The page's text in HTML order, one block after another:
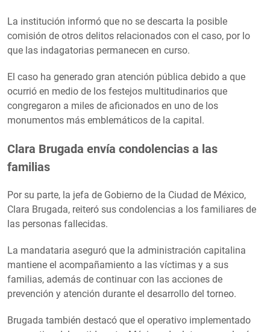
La institución informó que no se descarta la posible
comisión de otros delitos relacionados con el caso, por lo
que las indagatorias permanecen en curso.
El caso ha generado gran atención pública debido a que
ocurrió en medio de los festejos multitudinarios que
congregaron a miles de aficionados en uno de los
monumentos más emblemáticos de la capital.
Clara Brugada envía condolencias a las
familias
Por su parte, la jefa de Gobierno de la Ciudad de México,
Clara Brugada, reiteró sus condolencias a los familiares de
las personas fallecidas.
La mandataria aseguró que la administración capitalina
mantiene el acompañamiento a las víctimas y a sus
familias, además de continuar con las acciones de
prevención y atención durante el desarrollo del torneo.
Brugada también destacó que el operativo implementado